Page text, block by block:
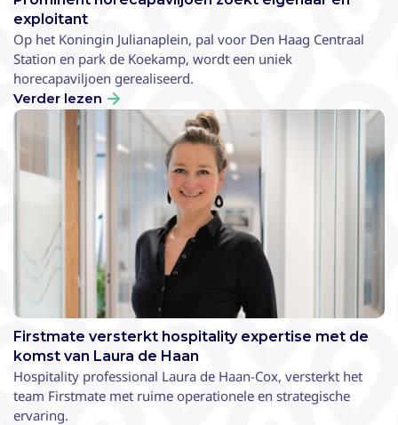
exploitant
Op het Koningin Julianaplein, pal voor Den Haag Centraal
Station en park de Koekamp, wordt een uniek
horecapaviljoen gerealiseerd.
Verder lezen
Firstmate versterkt hospitality expertise met de
komst van Laura de Haan
Hospitality professional Laura de Haan-Cox, versterkt het
team Firstmate met ruime operationele en strategische
ervaring.